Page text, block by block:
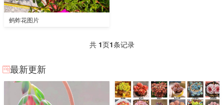
蚂蚱花图片
共 1页1条记录
最新更新